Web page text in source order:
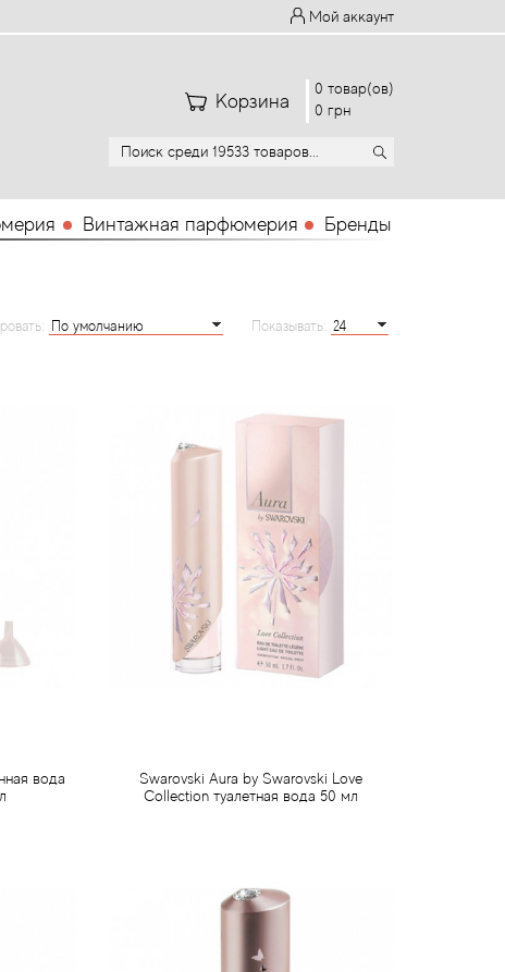
Мой аккаунт
Корзина
0 товар(ов)
0 грн
Винтажная парфюмерия Бренды
Показывать:
вода
Swarovski Aura by Swarovski Love
Collection туалетная вода 50 мл